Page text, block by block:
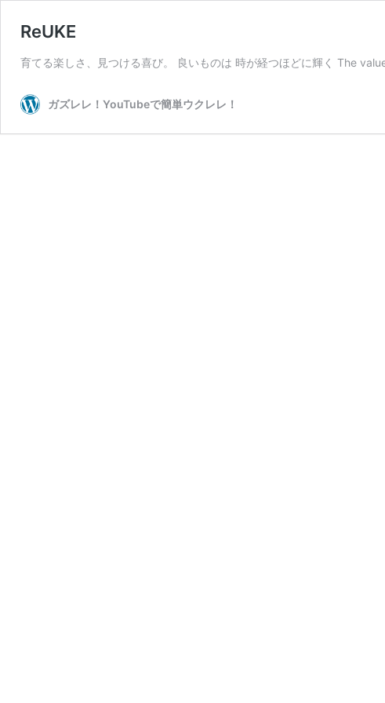
ReUKE
育てる楽しさ、見つける喜び。 良いものは 時が経つほどに輝く The
ガズレレ！YouTubeで簡単ウクレレ！